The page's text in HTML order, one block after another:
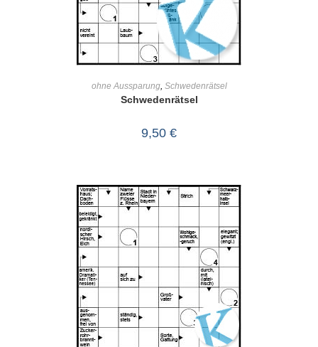
ohne Aussparung, Schwedenrätsel
Schwedenrätsel
9,50 €